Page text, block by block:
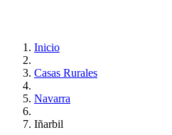
Inicio
Casas Rurales
Navarra
Iñarbil